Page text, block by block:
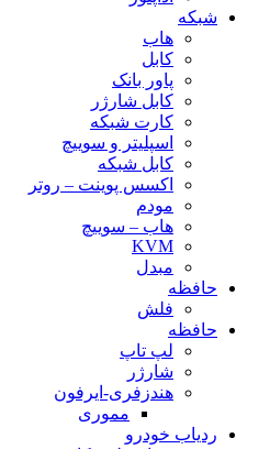
شبکه
هاب
کابل
پاور بانک
کابل شارژر
کارت شبکه
اسپلیتر و سوییچ
کابل شبکه
اکسس پوینت – روتر
مودم
هاب – سوییچ
KVM
مبدل
حافظه
فلش
حافظه
لپ تاپ
شارژر
هندزفری-ایرفون
مموری
ردیاب خودرو